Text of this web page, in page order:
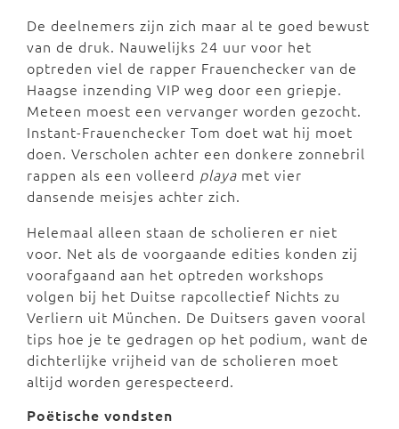
De deelnemers zijn zich maar al te goed bewust
van de druk. Nauwelijks 24 uur voor het
optreden viel de rapper Frauenchecker van de
Haagse inzending VIP weg door een griepje.
Meteen moest een vervanger worden gezocht.
Instant-Frauenchecker Tom doet wat hij moet
doen. Verscholen achter een donkere zonnebril
rappen als een volleerd playa met vier
dansende meisjes achter zich.
Helemaal alleen staan de scholieren er niet
voor. Net als de voorgaande edities konden zij
voorafgaand aan het optreden workshops
volgen bij het Duitse rapcollectief Nichts zu
Verliern uit München. De Duitsers gaven vooral
tips hoe je te gedragen op het podium, want de
dichterlijke vrijheid van de scholieren moet
altijd worden gerespecteerd.
Poëtische vondsten